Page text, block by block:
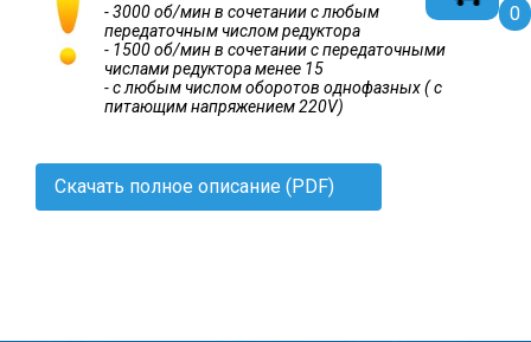
0
- 3000 об/мин в сочетании с любым
передаточным числом редуктора
- 1500 об/мин в сочетании с передаточными
числами редуктора менее 15
- с любым числом оборотов однофазных ( с
питающим напряжением 220V)
Скачать полное описание (PDF)